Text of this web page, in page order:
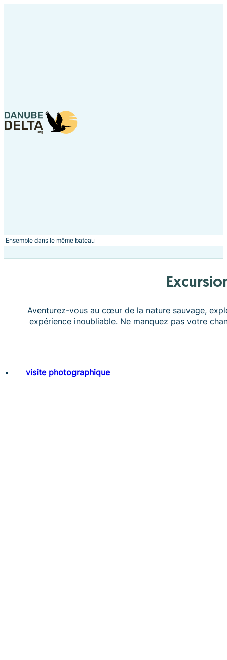
Ensemble dans le même bateau
Aventurez-vous au cœur de la nature sauvage,
expérience inoubliable. Ne manquez pas votre
visite photographique